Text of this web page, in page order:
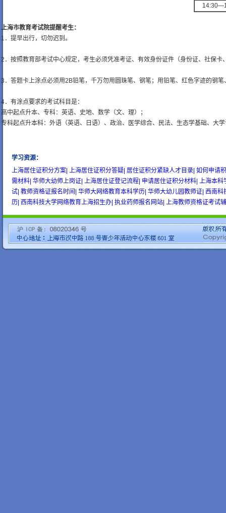
上海市教育考试院提醒考生：
1．提早出行，切勿迟到。
2．按照教育部考试中心规定，考生必须凭准考证、有效身份证件（身份证、社保
3．答题卡上涂点必须用2B铅笔，千万勿用圆珠笔、钢笔；用铅笔、红色字迹的钢
4．有涂点要求的考试科目是：
高中起点升本、专科：英语、史地、数学（文、理）；
专科起点升本科：外语（英语、日语）、政治、医学综合、民法、生态学基础、大
学习资源：
上海居住证积分方案| 上海居住证积分答疑| 居住证积分紧缺人才目录| 如何申请
需材料| 华师大幼师上岗证| 上海居住证登记流程| 申请居住证积分材料| 上海本科
试| 教师资格证报名时间| 华师大网络教育本科学历| 华师大幼儿园教师证| 西南科
历| 西南科技大学网络教育上海招生办| 执业药师报名网站| 上海教师资格证考试